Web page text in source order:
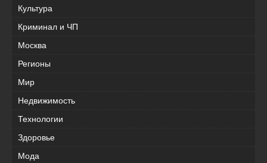
Культура
Криминал и ЧП
Москва
Регионы
Мир
Недвижимость
Технологии
Здоровье
Мода